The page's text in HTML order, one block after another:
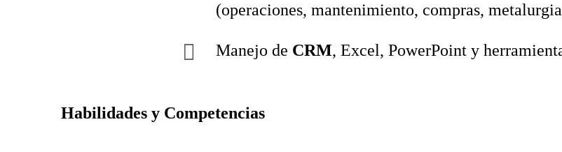
(operaciones, mantenimiento, compras,
Manejo de CRM, Excel, PowerPoint y
Habilidades y Competencias